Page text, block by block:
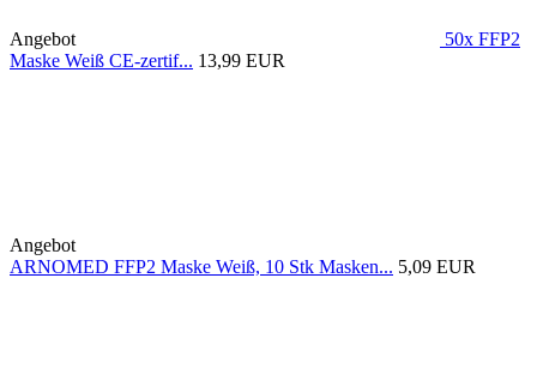
Angebot
50x FFP2
Maske Weiß CE-zertif... 13,99 EUR
Angebot
ARNOMED FFP2 Maske Weiß, 10 Stk Masken... 5,09 EUR